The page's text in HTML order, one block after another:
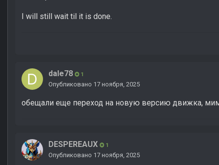
I will still wait til it is done.
dale78 1
Опубликовано 17 ноября, 2025
обещали еще переход на новую версию движка,
DESPEREAUX 1
Опубликовано 17 ноября, 2025